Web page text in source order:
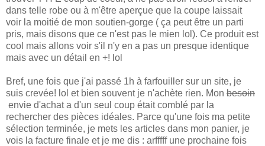
dans telle robe ou à m'être aperçue que la coupe laissait
voir la moitié de mon soutien-gorge ( ça peut être un parti
pris, mais disons que ce n'est pas le mien lol). Ce produit est
cool mais allons voir s'il n'y en a pas un presque identique
mais avec un détail en +! lol
Bref, une fois que j'ai passé 1h à farfouiller sur un site, je
suis crevée! lol et bien souvent je n'achète rien. Mon besoin
envie d'achat a d'un seul coup était comblé par la
rechercher des pièces idéales. Parce qu'une fois ma petite
sélection terminée, je mets les articles dans mon panier, je
vois la facture finale et je me dis : arfffff une prochaine fois